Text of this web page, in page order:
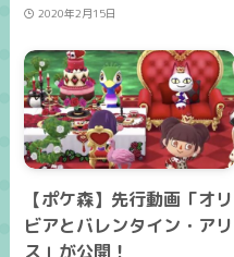
2020年2月15日
【ポケ森】先行動画「オリ
ビアとバレンタイン・アリ
ス」が公開！